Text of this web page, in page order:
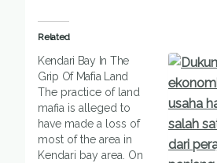
Related
Kendari Bay In The
Grip Of Mafia Land
The practice of land
mafia is alleged to
have made ​​a loss of
most of the area in
Kendari bay area. On